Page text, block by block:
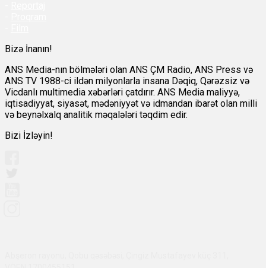
Bizə İnanın!
ANS Media-nın bölmələri olan ANS ÇM Radio, ANS Press və
ANS TV 1988-ci ildən milyonlarla insana Dəqiq, Qərəzsiz və
Vicdanlı multimedia xəbərləri çatdırır. ANS Media maliyyə,
iqtisadiyyat, siyasət, mədəniyyət və idmandan ibarət olan milli
və beynəlxalq analitik məqalələri təqdim edir.
Bizi İzləyin!